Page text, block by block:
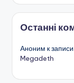
Останні
Аноним к записи
Megadeth